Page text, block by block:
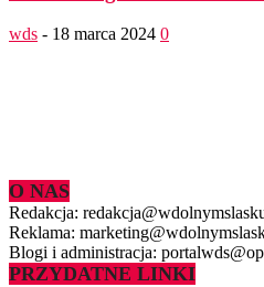
wds - 18 marca 2024 0
O NAS
Redakcja:
Reklama:
Blogi i administracja:
PRZYDATNE LINKI